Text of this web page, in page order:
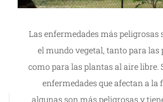
Las enfermedades más peligrosas
el mundo vegetal, tanto para las
como para las plantas al aire libre.
enfermedades que afectan a la
algunas son más peligrosas y